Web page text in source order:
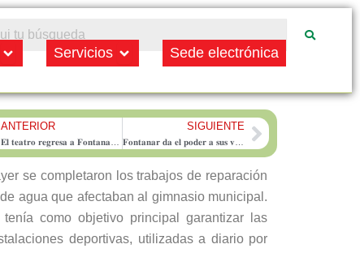
Open Municipio
Servicios Open ServiciosSede electrónica
ANTERIOR SIGUIENTENext
se completaron los trabajos de reparación
agua que afectaban al gimnasio municipal.
como objetivo principal garantizar las
deportivas, utilizadas a diario por